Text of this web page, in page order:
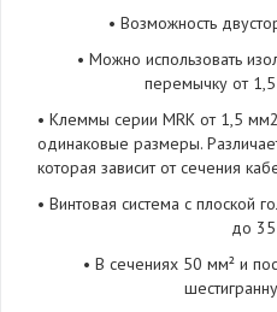
• Возможность
• Можно использовать
перемычку от
• Клеммы серии MRK от 1,5
одинаковые размеры.
которая зависит от сечения
• Винтовая система с плоской
до
• В сечениях 50 мм² и